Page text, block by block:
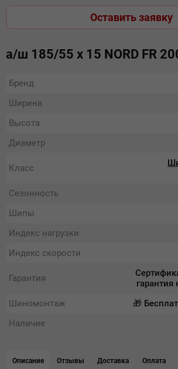
Оставить заявку
а/ш 185/55 х 15 NORD FR
Бренд
Ширина
Высота
Диаметр
Класс
Сезонность
Шипы
Индекс нагрузки
Индекс скорости
Гарантия
гарантия
Шиномонтаж
🎁
Наличие
Описание Отзывы Доставка Оплата